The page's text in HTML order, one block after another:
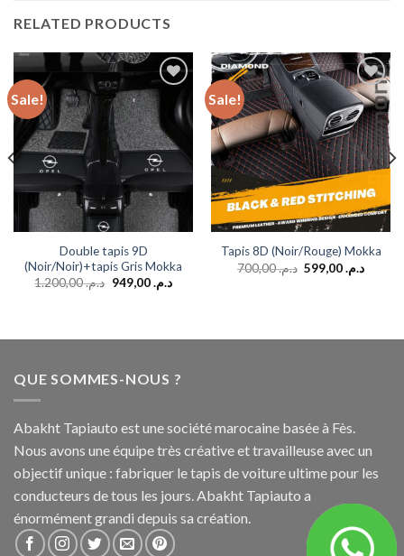
RELATED PRODUCTS
Sale!
Add to
wishlist
Double tapis 9D
(Noir/Noir)+tapis Gris Mokka
د.م.1.200,00 د.م.949,00
Sale!
Add to
wishlist
Tapis 8D (Noir/Rouge) Mokka
د.م.700,00 د.م.599,00
QUE SOMMES-NOUS ?
Abakht Tapiauto est une société marocaine basée à Fès.
Nous avons une équipe très créative et travailleuse avec un
objectif unique : fabriquer le tapis de voiture ultime pour les
conducteurs de tous les jours. Abakht Tapiauto a
énormément grandi depuis sa création.